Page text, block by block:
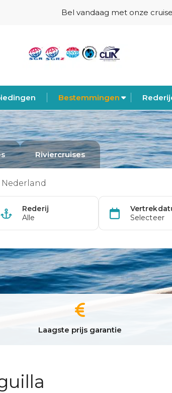
Bel vandaag met onze
Bestemmingen
Laagste prijs garantie